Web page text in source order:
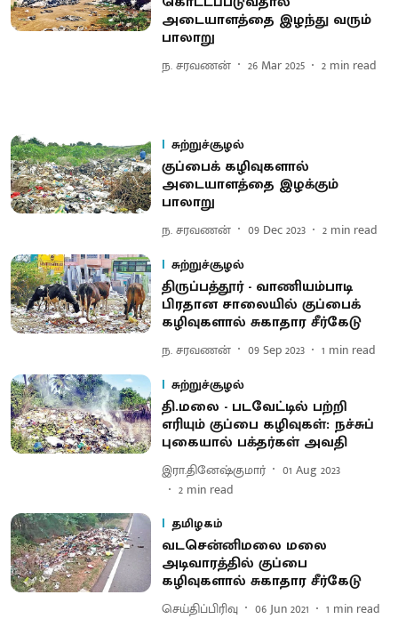
அடையாளத்தை இழந்து வரும்
பாலாறு
ந. சரவணன் 26 Mar 2025 2 min read
சுற்றுச்சூழல்
குப்பைக் கழிவுகளால்
அடையாளத்தை இழக்கும்
பாலாறு
ந. சரவணன் 09 Dec 2023 2 min read
சுற்றுச்சூழல்
திருப்பத்தூர் - வாணியம்பாடி
பிரதான சாலையில் குப்பைக்
கழிவுகளால் சுகாதார சீர்கேடு
ந. சரவணன் 09 Sep 2023 1 min read
சுற்றுச்சூழல்
தி.மலை - படவேட்டில் பற்றி
எரியும் குப்பை கழிவுகள்: நச்சுப்
புகையால் பக்தர்கள் அவதி
இரா.தினேஷ்குமார்
01 Aug 2023
2 min read
தமிழகம்
வடசென்னிமலை மலை
அடிவாரத்தில் குப்பை
கழிவுகளால் சுகாதார சீர்கேடு
செய்திப்பிரிவு 06 Jun 2021 1 min read